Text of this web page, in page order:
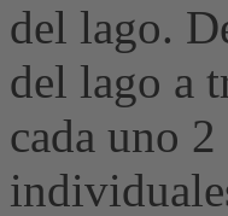
del lago.
del lago a
cada uno